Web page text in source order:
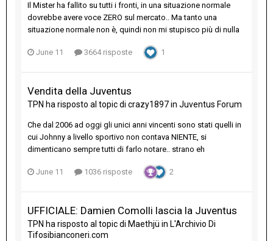
Il Mister ha fallito su tutti i fronti, in una situazione normale
dovrebbe avere voce ZERO sul mercato.. Ma tanto una
situazione normale non è, quindi non mi stupisco più di nulla
June 11 3664 risposte 1
Vendita della Juventus
TPN ha risposto al topic di crazy1897in Juventus Forum
Che dal 2006 ad oggi gli unici anni vincenti sono stati quelli in
cui Johnny a livello sportivo non contava NIENTE, si
dimenticano sempre tutti di farlo notare.. strano eh
June 11 1036 risposte 2
UFFICIALE: Damien Comolli lascia la Juventus
TPN ha risposto al topic di Maethjü in L'Archivio Di
Tifosibianconeri.com